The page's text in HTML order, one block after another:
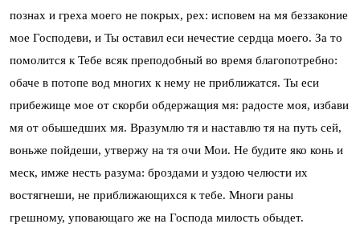
познах и греха моего не покрых, рех: исповем на мя беззаконие
мое Господеви, и Ты оставил еси нечестие сердца моего. За то
помолится к Тебе всяк преподобный во время благопотребно:
обаче в потопе вод многих к нему не приближатся. Ты еси
прибежище мое от скорби обдержащия мя: радосте моя, избави
мя от обышедших мя. Вразумлю тя и наставлю тя на путь сей,
воньже пойдеши, утвержу на тя очи Мои. Не будите яко конь и
меск, имже несть разума: броздами и уздою челюсти их
востягнеши, не приближающихся к тебе. Многи раны
грешному, уповающаго же на Господа милость обыдет.